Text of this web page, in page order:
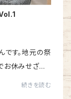
です。地元の祭
お休みせざる
続きを読む